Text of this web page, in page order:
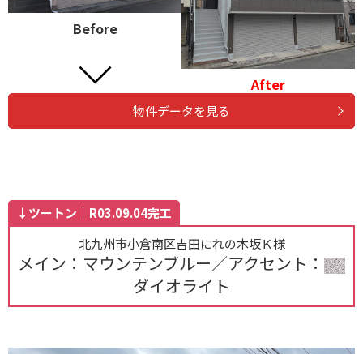
Before
After
物件データを見る
↓ツートン｜R03.09.04完工
北九州市小倉南区吉田にれの木坂Ｋ様
メイン：マウンテンブルー／アクセント：
ダイオライト